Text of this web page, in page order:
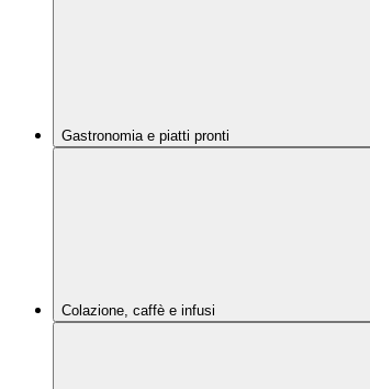
Gastronomia e piatti pronti
Colazione, caffè e infusi